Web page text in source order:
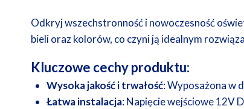
Odkryj wszechstronność i nowoczesność
bieli oraz kolorów, co czyni ją idealnym
Kluczowe cechy produktu:
Wysoka jakość i trwałość: Wyposażona w
Łatwa instalacja: Napięcie wejściowe 12V